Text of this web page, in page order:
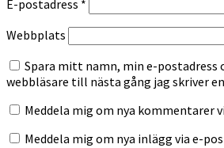
E-postadress *
Webbplats
Spara mitt namn, min e-postadress
webbläsare till nästa gång jag skriver
Meddela mig om nya kommentarer
Meddela mig om nya inlägg via e-